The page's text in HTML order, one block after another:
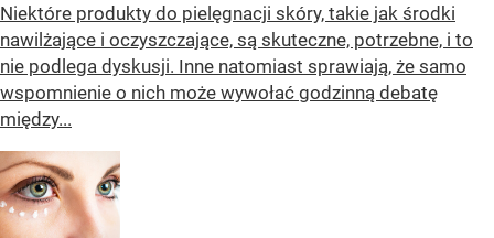
Niektóre produkty do pielęgnacji skóry, takie jak środki
nawilżające i oczyszczające, są skuteczne, potrzebne, i to
nie podlega dyskusji. Inne natomiast sprawiają, że samo
wspomnienie o nich może wywołać godzinną debatę
między...